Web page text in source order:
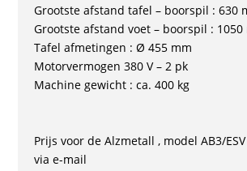
Grootste afstand tafel – boorspil : 630
Grootste afstand voet – boorspil : 1050
Tafel afmetingen : Ø 455 mm
Motorvermogen 380 V – 2 pk
Machine gewicht : ca. 400 kg
Prijs voor de Alzmetall , model AB3/
via e-mail